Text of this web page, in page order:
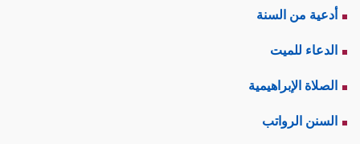
أدعية من السنة
الدعاء للميت
الصلاة الإبراهيمية
السنن الرواتب